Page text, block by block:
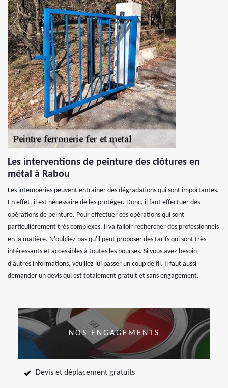
Les interventions de peinture des clôtures en
métal à Rabou
Les intempéries peuvent entraîner des dégradations qui sont importantes.
En effet, il est nécessaire de les protéger. Donc, il faut effectuer des
opérations de peinture. Pour effectuer ces opérations qui sont
particulièrement très complexes, il va falloir rechercher des professionnels
en la matière. N'oubliez pas qu'il peut proposer des tarifs qui sont très
intéressants et accessibles à toutes les bourses. Si vous avez besoin
d'autres informations, veuillez lui passer un coup de fil. Il faut aussi
demander un devis qui est totalement gratuit et sans engagement.
NOS ENGAGEMENTS
Devis et déplacement gratuits